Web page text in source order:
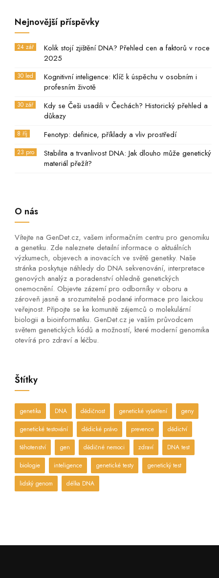
Nejnovější příspěvky
24 zář
Kolik stojí zjištění DNA? Přehled cen a faktorů v roce
2025
30 led
Kognitivní inteligence: Klíč k úspěchu v osobním i
profesním životě
30 zář
Kdy se Češi usadili v Čechách? Historický přehled a
důkazy
8 říj Fenotyp: definice, příklady a vliv prostředí
23 pro
Stabilita a trvanlivost DNA: Jak dlouho může genetický
materiál přežít?
O nás
Vítejte na GenDet.cz, vašem informačním centru pro genomiku
a genetiku. Zde naleznete detailní informace o aktuálních
výzkumech, objevech a inovacích ve světě genetiky. Naše
stránka poskytuje náhledy do DNA sekvenování, interpretace
genových analýz a poradenství ohledně genetických
onemocnění. Objevte zázemí pro odborníky v oboru a
zároveň jasně a srozumitelně podané informace pro laickou
veřejnost. Připojte se ke komunitě zájemců o molekulární
biologii a bioinformatiku. GenDet.cz je vaším průvodcem
světem genetických kódů a možností, které moderní genomika
otevírá pro zdraví a léčbu.
Štítky
genetika DNA dědičnost genetické vyšetření geny
genetické testování dědické právo prevence dědictví
těhotenství gen dědičné nemoci zdraví DNA test
biologie inteligence genetické testy genetický test
lidský genom délka DNA